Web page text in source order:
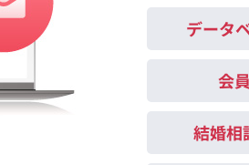
データ
会
結婚相